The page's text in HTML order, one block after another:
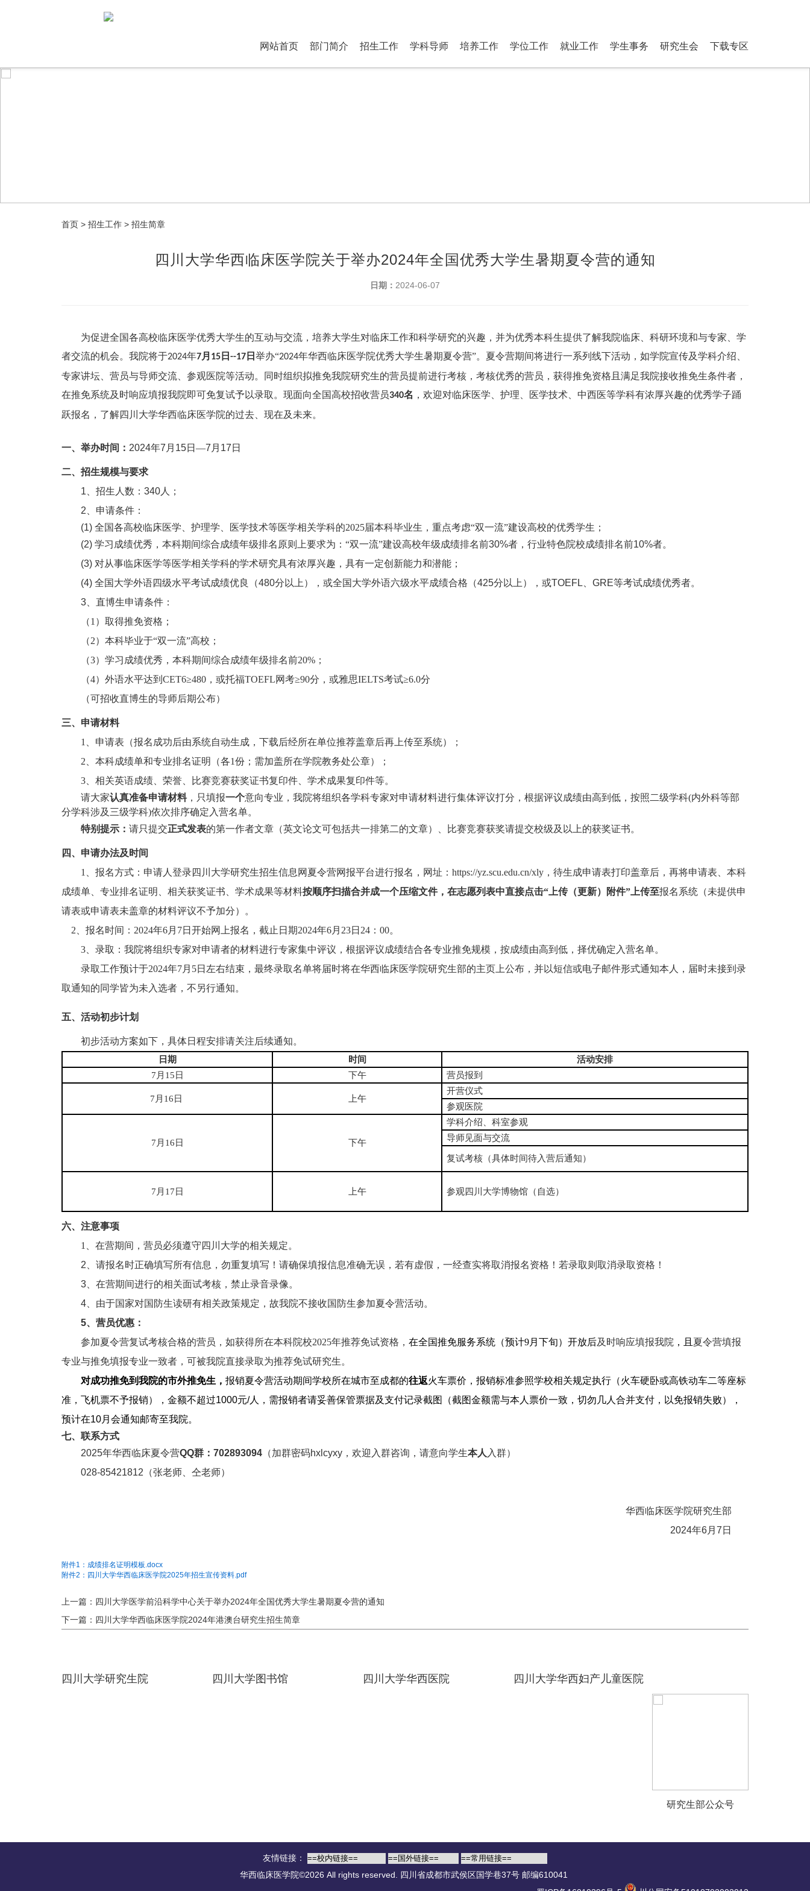
网站首页 部门简介 招生工作 学科导师 培养工作 学位工作 就业工作 学生事务 研究生会 下载专区
首页 > 招生工作 > 招生简章
四川大学华西临床医学院关于举办2024年全国优秀大学生暑期夏令营的通知
日期： 2024-06-07
为促进全国各高校临床医学优秀大学生的互动与交流，培养大学生对临床工作和科学研究的兴趣，并为优秀本科生提供了解我院临床、科研环境和与专家、学
者交流的机会。我院将于2024年7月 15 日 --17 日 举办“2024年华西临床医学院优秀大学生暑期夏令营”。夏令营期间将进行一系列线下活动，如学院宣传及学科介绍、
专家讲坛、营员与导师交流、参观医院等活动。同时组织拟推免我院研究生的营员提前进行考核，考核优秀的营员，获得推免资格且满足我院接收推免生条件者，
在推免系统及时响应填报我院即可免复试予以录取。现面向全国高校招收营员340名 ，欢迎对临床医学、护理、医学技术、中西医等学科有浓厚兴趣的优秀学子踊
跃报名，了解四川大学华西临床医学院的过去、现在及未来。
一、举办时间： 2024年7 月 15日—7 月 17 日
二、招生规模与要求
1、 招生人数： 340 人；
2、 申请条件：
(1) 全国各高校临床医学、护理学、医学技术等医学相关学科的2025届本科毕业生，重点考虑“双一流”建设高校的优秀学生；
(2) 学习成绩优秀，本科期间综合成绩年级排名原则上要求为： “双一流”建设高校年级成绩排名前30%者，行业特色院校成绩排名前10%者。
(3) 对从事临床医学等医学相关学科的学术研究具有浓厚兴趣，具有一定创新能力和潜能；
(4) 全国大学外语四级水平考试成绩优良（480分以上），或全国大学外语六级水平成绩合格（425分以上），或TOEFL GRE等考试成绩优秀者。
3 、直博生申请条件：
（1）取得推免资格；
（2）本科毕业于“双一流”高校；
（3）学习成绩优秀，本科期间综合成绩年级排名前20%；
（4）外语水平达到CET6≥480，或托福TOEFL网考≥90分，或雅思IELTS考试≥6.0分
（可招收直博生的导师后期公布）
三、申请材料
1
、申请表（报名成功后由系统自动生成，下载后经所在单位推荐盖章后再上传至系统）；
2 、本科成绩单和专业排名证明（各1份；需加盖所在学院教务处公章）；
3 、相关英语成绩、荣誉、比赛竞赛获奖证书复印件、学术成果复印件等。
请大家认真准备申请材料，只填报一个意向专业，我院将组织各学科专家对申请材料进行集体评议打分，根据评议成绩由高到低，按照二级学科(内外科等部
分学科涉及三级学科)依次排序确定入营名单。
特别提示： 请只提交正式发表的第一作者文章（英文论文可包括共一排第二的文章）、 比赛竞赛获奖请提交校级及以上的获奖证书。
四、申请办法及时间
1
、报名方式：申请人登录四川大学研究生招生信息网夏令营网报平台进行报名，网址：https://yz.scu.edu.cn/xly，待生成申请表打印盖章后，再将申请表、本科
成绩单、专业排名证明、相关获奖证书、学术成果等材料按顺序扫描合并成一个压缩文件，在志愿列表中直接点击“上传（更新）附件”上传至报名系统（未提供申
请表或申请表未盖章的材料评议不予加分）。
2 、报名时间：2024年6月7日开始网上报名，截止日期2024年6月23日24：00。
3 、录取：我院将组织专家对申请者的材料进行专家集中评议，根据评议成绩结合各专业推免规模，按成绩由高到低，择优确定入营名单。
录取工作预计于2024年7月5日左右结束，最终录取名单将届时将在华西临床医学院研究生部的主页上公布，并以短信或电子邮件形式通知本人，届时未接到录
取通知的同学皆为未入选者，不另行通知。
五、活动初步计划
初步活动方案如下，具体日程安排请关注后续通知。
日期 时间
活动安排
7 月15日 下午 营员报到
7 月16日 上午
开营仪式
参观医院
7 月16日 下午
学科介绍、科室参观
导师见面与交流
复试考核（具体时间待入营后通知）
7 月17日 上午 参观四川大学博物馆（自选）
六、注意事项
1
、在营期间，营员必须遵守四川大学的相关规定。
2 、请报名时正确填写所有信息，勿重复填写！请确保填报信息准确无误，若有虚假，一经查实将取消报名资格！若录取则取消录取资格！
3 、在营期间进行的相关面试考核，禁止录音录像。
4 、由于国家对国防生读研有相关政策规定，故我院不接收国防生参加夏令营活动。
5、营员优惠：
参加夏令营复试考核合格的营员，如获得所在本科院校2025年推荐免试资格， 在全国推免服务系统（预计9月下旬）开放后及时响应填报我院 ，且 夏令营填报
专业与推免填报专业一致者，可被我院直接录取为推荐免试研究生。
对成功推免到我院的市外推免生， 报销夏令营活动期间学校所在城市至成都的往返火车票价，报销标准参照学校相关规定执行（火车硬卧或高铁动车二等座标
准，飞机票不予报销），金额不超过1000元/人，需报销者请妥善保管票据及支付记录截图（截图金额需与本人票价一致，切勿几人合并支付，以免报销失败），
预计在10月会通知邮寄至我院。
七、联系方式
2025年华西临床夏令营QQ群： 702893094 （加群密码hxlcyxy ，欢迎入群咨询，请意向学生本人 入群）
028-85421812 （张老师、仝老师）
华西临床医学院研究生部
2024年6月 7 日
附件1：成绩排名证明模板.docx
附件2：四川大学华西临床医学院2025年招生宣传资料.pdf
上一篇：四川大学医学前沿科学中心关于举办2024年全国优秀大学生暑期夏令营的通知
下一篇：四川大学华西临床医学院2024年港澳台研究生招生简章
四川大学研究生院 四川大学图书馆 四川大学华西医院 四川大学华西妇产儿童医院
研究生部公众号
友情链接：
华西临床医学院©2026 All rights reserved.
四川省成都市武侯区国学巷37号 邮编610041